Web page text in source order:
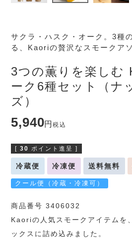
サクラ・ハスク・オーク。3種
る、Kaoriの贅沢なスモークア
3つの薫りを楽しむ
ーク6種セット（ナ
ズ）
5,940 税込
[ 30 ポイント進呈 ]
冷蔵便 冷凍便 送料無料
クール便（冷蔵・冷凍可）
商品番号 3406032
Kaoriの人気スモークアイテムを
ックスに詰め込みました。